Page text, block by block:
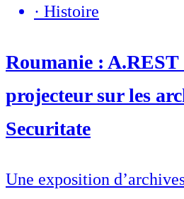
· Histoire
Roumanie : A.REST
projecteur sur les
Securitate
Une exposition